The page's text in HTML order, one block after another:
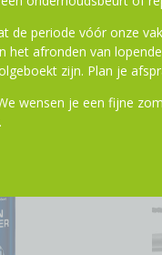
de periode vóór onze
het afronden van
zijn. Plan je
wensen je een fijne